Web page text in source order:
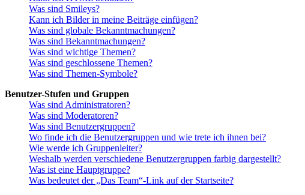
Was sind Smileys?
Kann ich Bilder in meine Beiträge einfügen?
Was sind globale Bekanntmachungen?
Was sind Bekanntmachungen?
Was sind wichtige Themen?
Was sind geschlossene Themen?
Was sind Themen-Symbole?
Benutzer-Stufen und Gruppen
Was sind Administratoren?
Was sind Moderatoren?
Was sind Benutzergruppen?
Wo finde ich die Benutzergruppen und wie trete ich ihnen bei?
Wie werde ich Gruppenleiter?
Weshalb werden verschiedene Benutzergruppen farbig dargestellt?
Was ist eine Hauptgruppe?
Was bedeutet der „Das Team“-Link auf der Startseite?